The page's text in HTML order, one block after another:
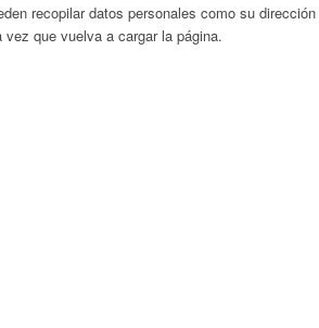
recopilar datos personales como su
que vuelva a cargar la página.